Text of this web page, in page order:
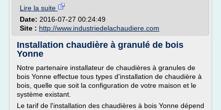
Lire la suite
Date: 2016-07-27 00:24:49
Site : http://www.industriedelachaudiere.com
Installation chaudière à granulé de bois
Yonne
Notre partenaire installateur de chaudières à granules de
bois Yonne effectue tous types d'installation de chaudière à
bois, quelle que soit la configuration de votre maison et le
système existant.
Le tarif de l'installation des chaudières à bois Yonne dépend